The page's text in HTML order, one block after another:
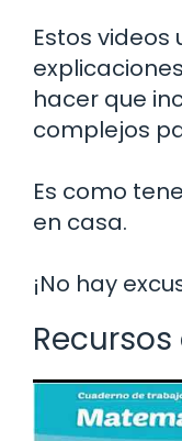
Estos videos
hacer que
complejos
Es como
en casa.
¡No hay